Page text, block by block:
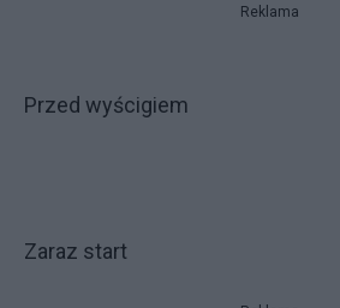
Reklama
Przed wyścigiem
Zaraz start